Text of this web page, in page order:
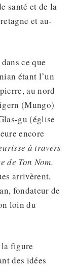
santé et de la
et au-
ce que
étant l’un
au nord
(Mungo)
gu (église
encore
à travers
de Ton Nom.
arrivèrent,
fondateur de
loin du
figure
des idées